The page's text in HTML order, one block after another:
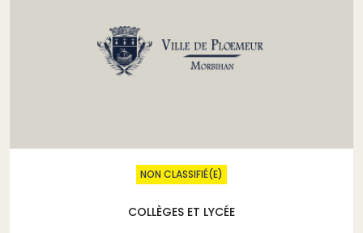
NON CLASSIFIÉ(E)
COLLÈGES ET LYCÉE